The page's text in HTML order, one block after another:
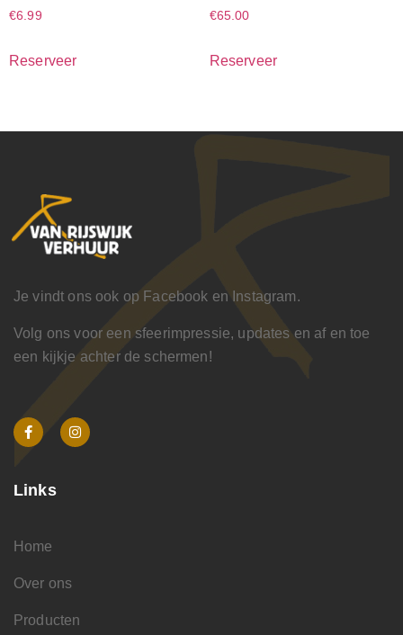
€6.99
Reserveer
€65.00
Reserveer
Je vindt ons ook op Facebook en Instagram.
Volg ons voor een sfeerimpressie, updates en af en toe
een kijkje achter de schermen!
Links
Home
Over ons
Producten